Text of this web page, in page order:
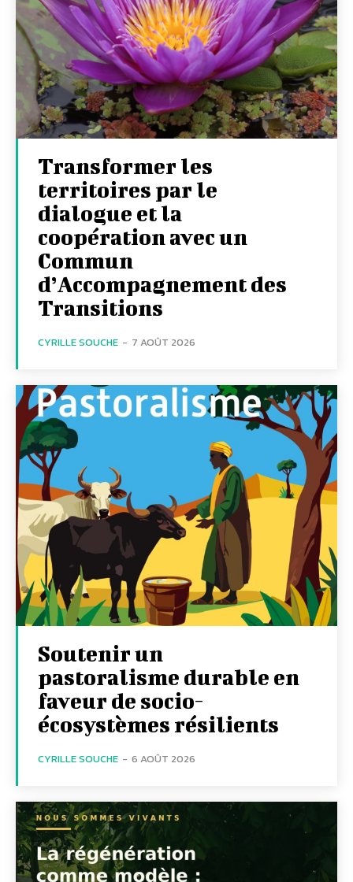
Transformer les
territoires par le
dialogue et la
coopération avec un
Commun
d’Accompagnement des
Transitions
CYRILLE SOUCHE - 7 AOÛT 2026
Soutenir un
pastoralisme durable en
faveur de socio-
écosystèmes résilients
CYRILLE SOUCHE - 6 AOÛT 2026